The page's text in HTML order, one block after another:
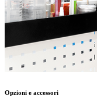
Opzioni e accessori